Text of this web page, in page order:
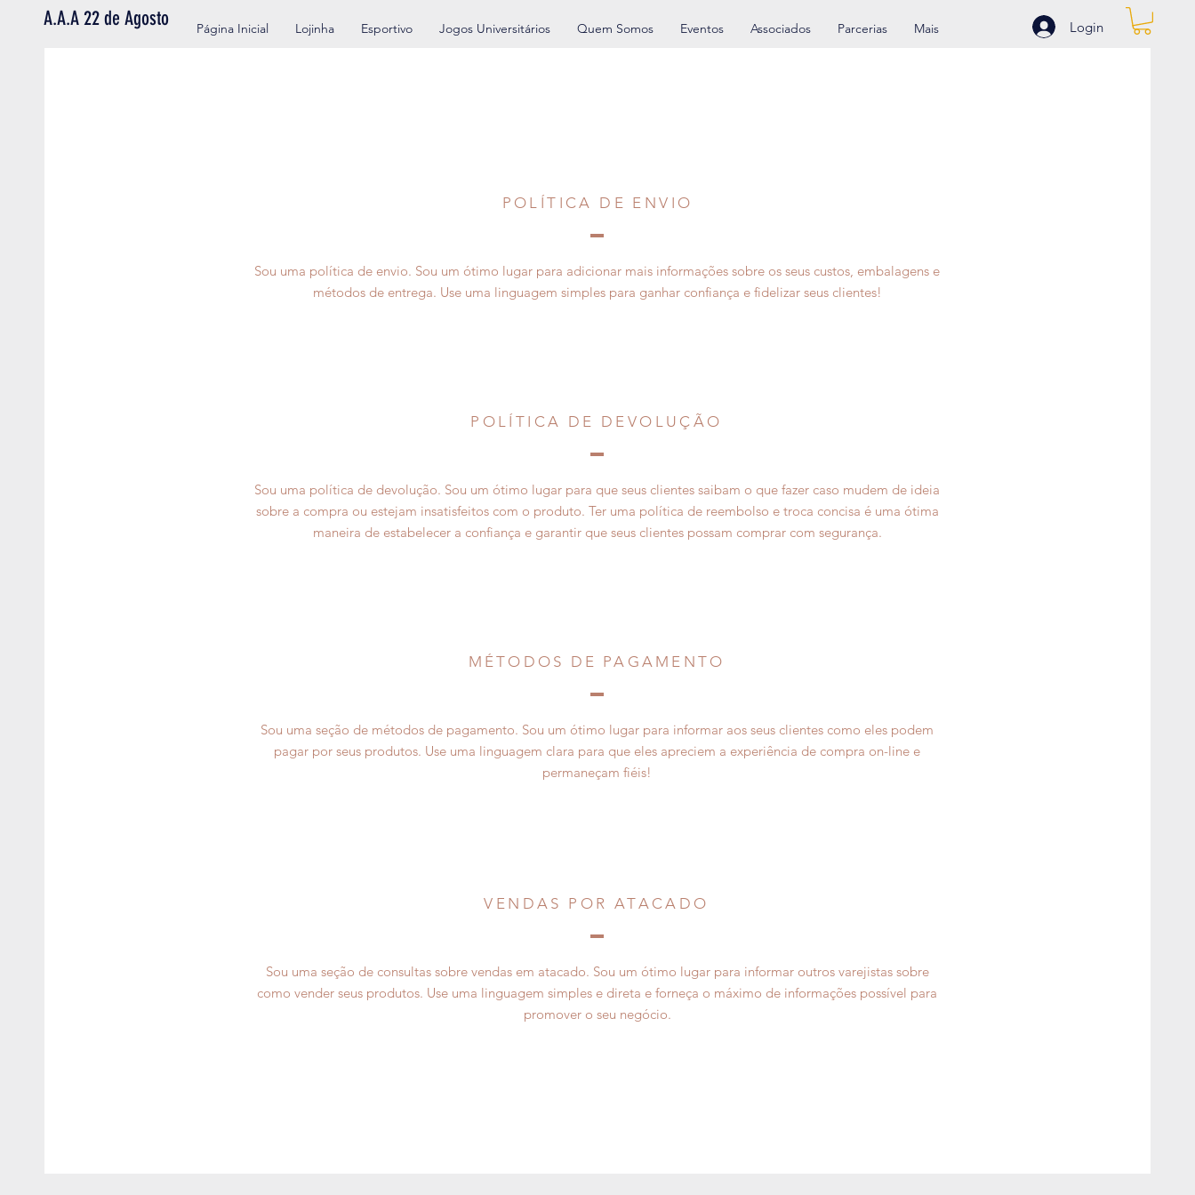
A.A.A 22 de Agosto Página Inicial Lojinha Esportivo Jogos Universitários Quem Somos Eventos Associados Parcerias Mais Login
POLÍTICA DE ENVIO
Sou uma política de envio. Sou um ótimo lugar para adicionar mais informações sobre os seus custos, embalagens e
métodos de entrega. Use uma linguagem simples para ganhar confiança e fidelizar seus clientes!
POLÍTICA DE DEVOLUÇÃO
Sou uma política de devolução. Sou um ótimo lugar para que seus clientes saibam o que fazer caso mudem de ideia
sobre a compra ou estejam insatisfeitos com o produto. Ter uma política de reembolso e troca concisa é uma ótima
maneira de estabelecer a confiança e garantir que seus clientes possam comprar com segurança.​
MÉTODOS DE PAGAMENTO
Sou uma seção de métodos de pagamento. Sou um ótimo lugar para informar aos seus clientes como eles podem
pagar por seus produtos. Use uma linguagem clara para que eles apreciem a experiência de compra on-line e
permaneçam fiéis!
VENDAS POR ATACADO
Sou uma seção de consultas sobre vendas em atacado. Sou um ótimo lugar para informar outros varejistas sobre
como vender seus produtos. Use uma linguagem simples e direta e forneça o máximo de informações possível para
promover o seu negócio.